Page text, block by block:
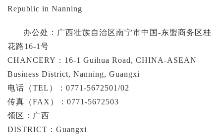
Republic in Nanning
办公处：广西壮族自治区南宁市中国-东盟商务区桂
花路16-1号
CHANCERY：16-1 Guihua Road, CHINA-ASEAN
Business District, Nanning, Guangxi
电话（TEL）：0771-5672501/02
传真（FAX）：0771-5672503
领区：广西
DISTRICT：Guangxi